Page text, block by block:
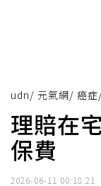
udn/ 元氣網/ 癌症
理賠在
保費
2026-06-11 00:18:21